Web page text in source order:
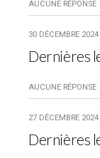
AUCUNE RÉPONSE
30 DÉCEMBRE 2024
Dernières
AUCUNE RÉPONSE
27 DÉCEMBRE 2024
Dernières